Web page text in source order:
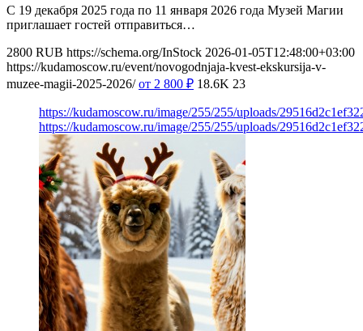
С 19 декабря 2025 года по 11 января 2026 года Музей Магии
приглашает гостей отправиться…
2800 RUB https://schema.org/InStock 2026-01-05T12:48:00+03:00
https://kudamoscow.ru/event/novogodnjaja-kvest-ekskursija-v-
muzee-magii-2025-2026/ от 2 800 ₽ 18.6K 23
https://kudamoscow.ru/image/255/255/uploads/
https://kudamoscow.ru/image/255/255/uploads/